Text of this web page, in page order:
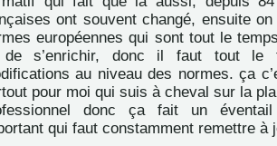
ont souvent changé, ensuite
européennes qui sont tout le
s’enrichir, donc il faut tout le
au niveau des normes. ça
pour moi qui suis à cheval sur la
donc ça fait un
qui faut constamment remettre à